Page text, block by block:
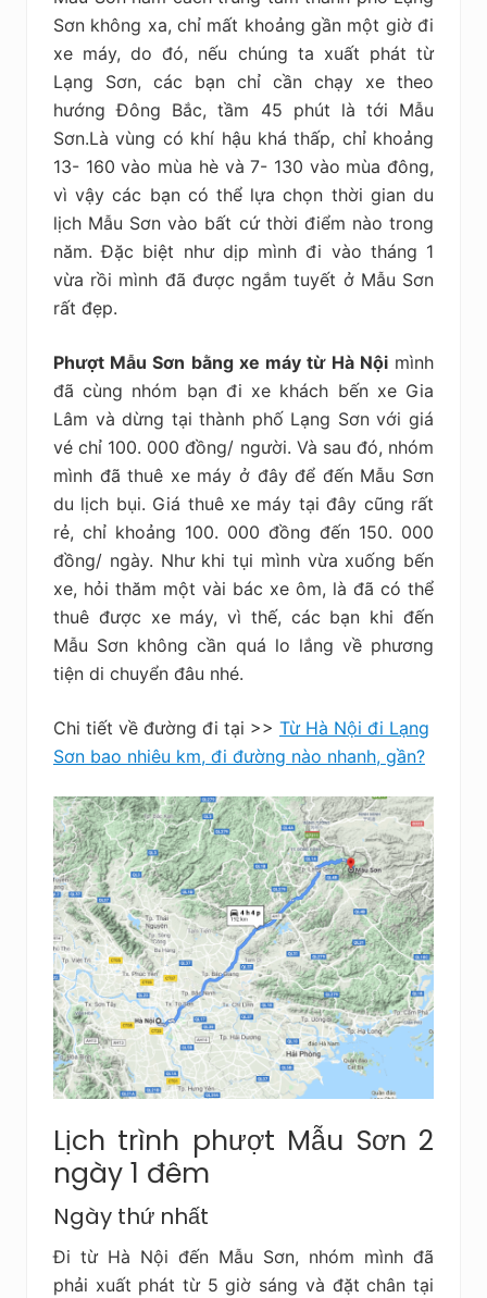
Sơn không xa, chỉ mất khoảng gần một giờ đi
xe máy, do đó, nếu chúng ta xuất phát từ
Lạng Sơn, các bạn chỉ cần chạy xe theo
hướng Đông Bắc, tầm 45 phút là tới Mẫu
Sơn.Là vùng có khí hậu khá thấp, chỉ khoảng
13- 160 vào mùa hè và 7- 130 vào mùa đông,
vì vậy các bạn có thể lựa chọn thời gian du
lịch Mẫu Sơn vào bất cứ thời điểm nào trong
năm. Đặc biệt như dịp mình đi vào tháng 1
vừa rồi mình đã được ngắm tuyết ở Mẫu Sơn
rất đẹp.
Phượt Mẫu Sơn bằng xe máy từ Hà Nộimình
đã cùng nhóm bạn đi xe khách bến xe Gia
Lâm và dừng tại thành phố Lạng Sơn với giá
vé chỉ 100. 000 đồng/ người. Và sau đó, nhóm
mình đã thuê xe máy ở đây để đến Mẫu Sơn
du lịch bụi. Giá thuê xe máy tại đây cũng rất
rẻ, chỉ khoảng 100. 000 đồng đến 150. 000
đồng/ ngày. Như khi tụi mình vừa xuống bến
xe, hỏi thăm một vài bác xe ôm, là đã có thể
thuê được xe máy, vì thế, các bạn khi đến
Mẫu Sơn không cần quá lo lắng về phương
tiện di chuyển đâu nhé.
Chi tiết về đường đi tại >> Từ Hà Nội đi Lạng
Sơn bao nhiêu km, đi đường nào nhanh, gần?
Lịch trình phượt Mẫu Sơn 2
ngày 1 đêm
Ngày thứ nhất
Đi từ Hà Nội đến Mẫu Sơn, nhóm mình đã
phải xuất phát từ 5 giờ sáng và đặt chân tại